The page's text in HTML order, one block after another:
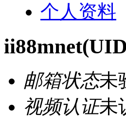
个人资料
ii88mnet
邮箱状态未
视频认证未